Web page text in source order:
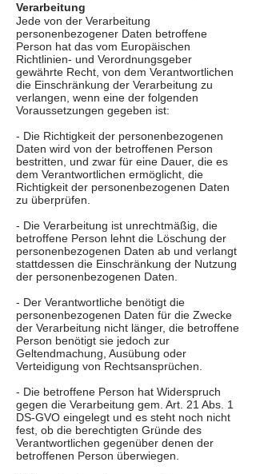
Verarbeitung
Jede von der Verarbeitung
personenbezogener Daten betroffene
Person hat das vom Europäischen
Richtlinien- und Verordnungsgeber
gewährte Recht, von dem Verantwortlichen
die Einschränkung der Verarbeitung zu
verlangen, wenn eine der folgenden
Voraussetzungen gegeben ist:
- Die Richtigkeit der personenbezogenen
Daten wird von der betroffenen Person
bestritten, und zwar für eine Dauer, die es
dem Verantwortlichen ermöglicht, die
Richtigkeit der personenbezogenen Daten
zu überprüfen.
- Die Verarbeitung ist unrechtmäßig, die
betroffene Person lehnt die Löschung der
personenbezogenen Daten ab und verlangt
stattdessen die Einschränkung der Nutzung
der personenbezogenen Daten.
- Der Verantwortliche benötigt die
personenbezogenen Daten für die Zwecke
der Verarbeitung nicht länger, die betroffene
Person benötigt sie jedoch zur
Geltendmachung, Ausübung oder
Verteidigung von Rechtsansprüchen.
- Die betroffene Person hat Widerspruch
gegen die Verarbeitung gem. Art. 21 Abs. 1
DS-GVO eingelegt und es steht noch nicht
fest, ob die berechtigten Gründe des
Verantwortlichen gegenüber denen der
betroffenen Person überwiegen.